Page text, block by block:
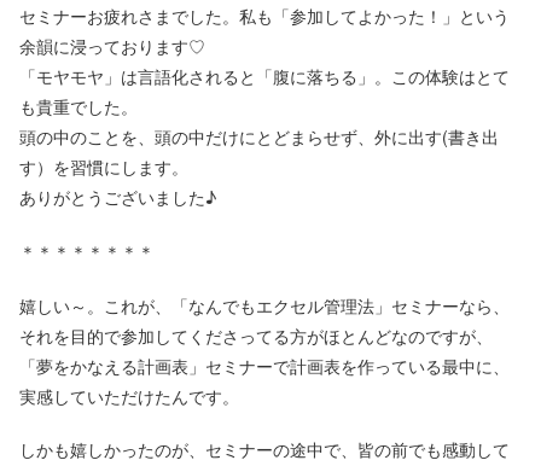
セミナーお疲れさまでした。私も「参加してよかった！」という
余韻に浸っております♡
「モヤモヤ」は言語化されると「腹に落ちる」。この体験はとて
も貴重でした。
頭の中のことを、頭の中だけにとどまらせず、外に出す(書き出
す）を習慣にします。
ありがとうございました♪
＊＊＊＊＊＊＊＊
嬉しい～。これが、「なんでもエクセル管理法」セミナーなら、
それを目的で参加してくださってる方がほとんどなのですが、
「夢をかなえる計画表」セミナーで計画表を作っている最中に、
実感していただけたんです。
しかも嬉しかったのが、セミナーの途中で、皆の前でも感動して